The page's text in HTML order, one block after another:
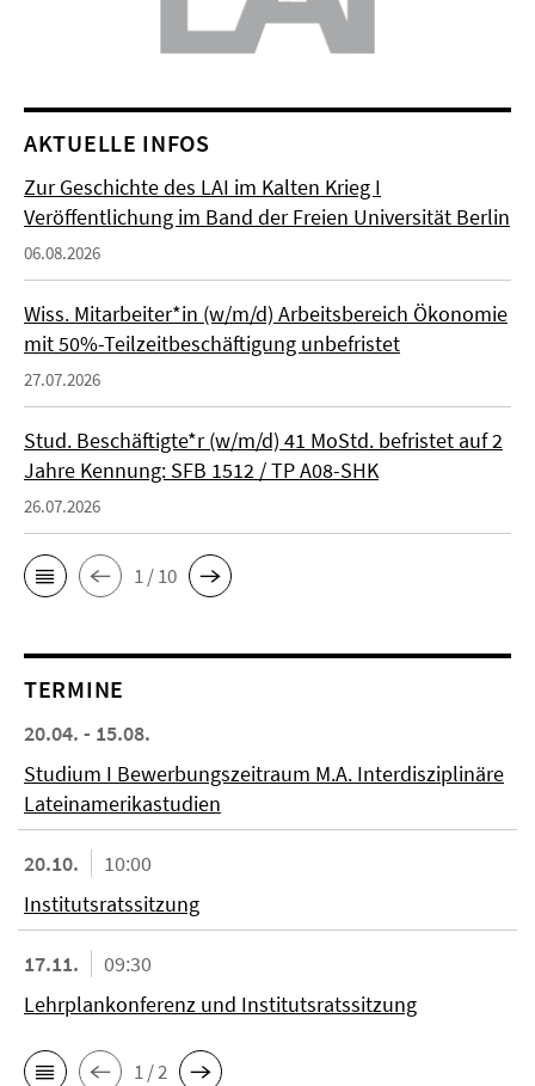
AKTUELLE INFOS
Zur Geschichte des LAI im Kalten Krieg I
Veröffentlichung im Band der Freien Universität Berlin
06.08.2026
Wiss. Mitarbeiter*in (w/m/d) Arbeitsbereich Ökonomie
mit 50%-Teilzeitbeschäftigung unbefristet
27.07.2026
Stud. Beschäftigte*r (w/m/d) 41 MoStd. befristet auf 2
Jahre Kennung: SFB 1512 / TP A08-SHK
26.07.2026
1 / 10
TERMINE
20.04. - 15.08.
Studium I Bewerbungszeitraum M.A. Interdisziplinäre
Lateinamerikastudien
20.10.
10:00
Institutsratssitzung
17.11.
09:30
Lehrplankonferenz und Institutsratssitzung
1 / 2